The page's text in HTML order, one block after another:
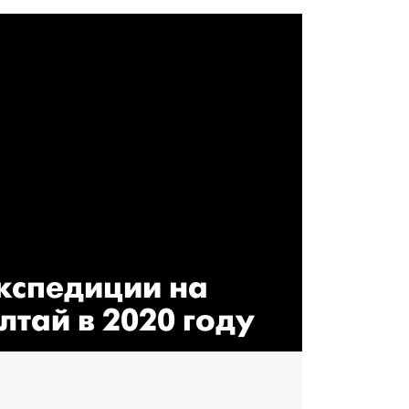
на
в 2020 году